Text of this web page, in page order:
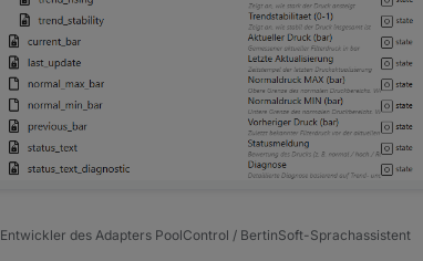
Entwickler des Adapters PoolControl / BertinSoft-Sprachassistent